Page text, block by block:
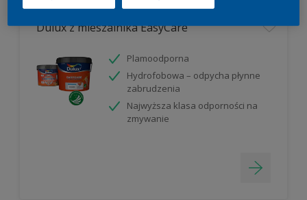
Dulux z mieszalnika EasyCare
Plamoodporna
Hydrofobowa – odpycha płynne
zabrudzenia
Najwyższa klasa odporności na
zmywanie